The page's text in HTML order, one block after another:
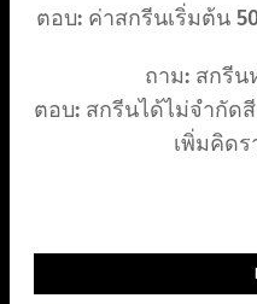
ตอบ: ค่าสกรีนเริ่มต้น
ถาม: สกรีน
ตอบ: สกรีนได้ไม่จำกัด
เพิ่มคิด